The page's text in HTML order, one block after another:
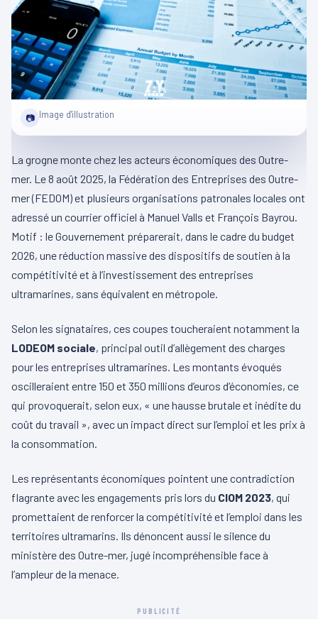
📷 Image d'illustration
La grogne monte chez les acteurs économiques des Outre-
mer. Le 8 août 2025, la Fédération des Entreprises des Outre-
mer (FEDOM) et plusieurs organisations patronales locales ont
adressé un courrier officiel à Manuel Valls et François Bayrou.
Motif : le Gouvernement préparerait, dans le cadre du budget
2026, une réduction massive des dispositifs de soutien à la
compétitivité et à l’investissement des entreprises
ultramarines, sans équivalent en métropole.
Selon les signataires, ces coupes toucheraient notamment la
LODEOM sociale, principal outil d’allègement des charges
pour les entreprises ultramarines. Les montants évoqués
oscilleraient entre 150 et 350 millions d’euros d’économies, ce
qui provoquerait, selon eux, « une hausse brutale et inédite du
coût du travail », avec un impact direct sur l’emploi et les prix à
la consommation.
Les représentants économiques pointent une contradiction
flagrante avec les engagements pris lors du CIOM 2023, qui
promettaient de renforcer la compétitivité et l’emploi dans les
territoires ultramarins. Ils dénoncent aussi le silence du
ministère des Outre-mer, jugé incompréhensible face à
l’ampleur de la menace.
PUBLICITÉ